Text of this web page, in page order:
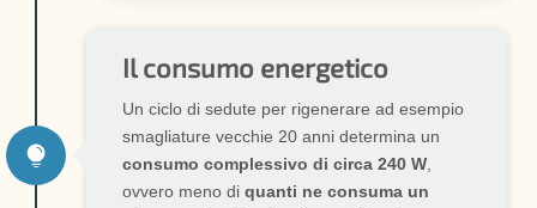

Il consumo energetico
Un ciclo di sedute per rigenerare ad esempio
smagliature vecchie 20 anni determina un
consumo complessivo di circa 240 W,
ovvero meno di quanti ne consuma un